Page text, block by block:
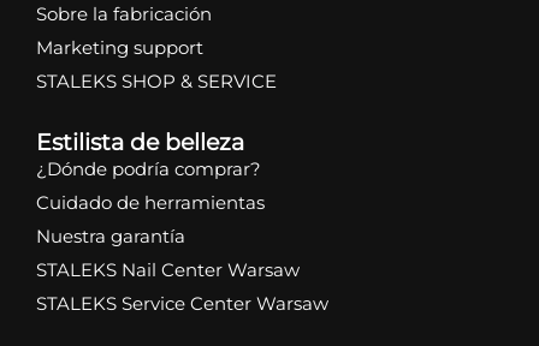
Sobre la fabricación
Marketing support
STALEKS SHOP & SERVICE
Estilista de belleza
¿Dónde podría comprar?
Cuidado de herramientas
Nuestra garantía
STALEKS Nail Center Warsaw
STALEKS Service Center Warsaw